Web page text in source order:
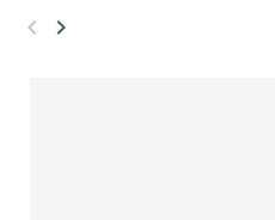
Anterior
keyboard_arrow_left Siguiente
keyboard_arrow_right